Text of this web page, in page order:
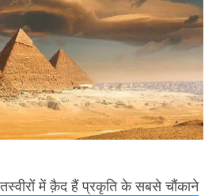
में क़ैद हैं प्रकृति के सबसे चौंकाने